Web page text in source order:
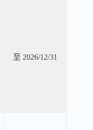
至 2026/12/31